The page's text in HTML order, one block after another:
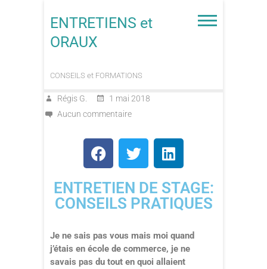
ENTRETIENS et
ORAUX
CONSEILS et FORMATIONS
Régis G.
1 mai 2018
Aucun commentaire
ENTRETIEN DE STAGE:
CONSEILS PRATIQUES
Je ne sais pas vous mais moi quand
j’étais en école de commerce, je ne
savais pas du tout en quoi allaient